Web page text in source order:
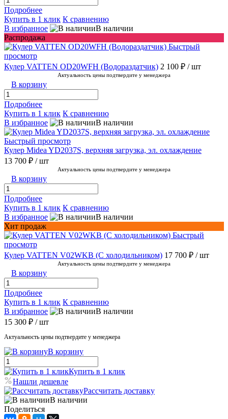
Подробнее
Купить в 1 клик К сравнению
В избранное
В наличии
Распродажа
Быстрый
просмотр
Кулер VATTEN OD20WFH (Водораздатчик) 2 100 ₽ / шт
Актуальность цены подтвердите у менеджера
В корзину
Подробнее
Купить в 1 клик К сравнению
В избранное
В наличии
Быстрый просмотр
Кулер Midea YD2037S, верхняя загрузка, эл. охлаждение
13 700 ₽ / шт
Актуальность цены подтвердите у менеджера
В корзину
Подробнее
Купить в 1 клик К сравнению
В избранное
В наличии
Хит продаж
Быстрый
просмотр
Кулер VATTEN V02WKB (С холодильником) 17 700 ₽ / шт
Актуальность цены подтвердите у менеджера
В корзину
Подробнее
Купить в 1 клик К сравнению
В избранное
В наличии
15 300 ₽ / шт
Актуальность цены подтвердите у менеджера
В корзину
Купить в 1 клик
Нашли дешевле
Рассчитать доставку
В наличии
Поделиться